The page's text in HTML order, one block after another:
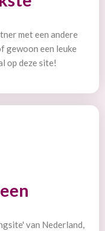
met een andere
gewoon een leuke
op deze site!
van Nederland,